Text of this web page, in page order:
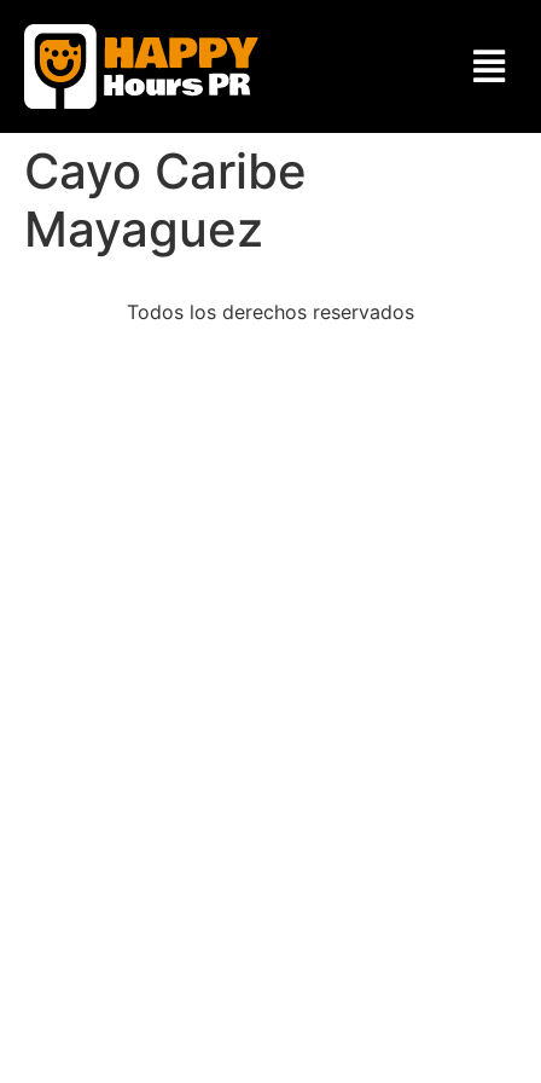
Cayo Caribe
Mayaguez
Todos los derechos reservados